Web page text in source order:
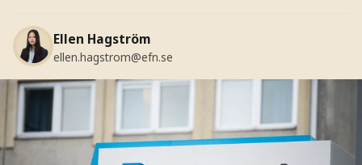
Ellen Hagström
ellen.hagstrom@efn.se